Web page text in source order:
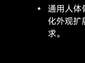
通用人体
化外观扩
求。